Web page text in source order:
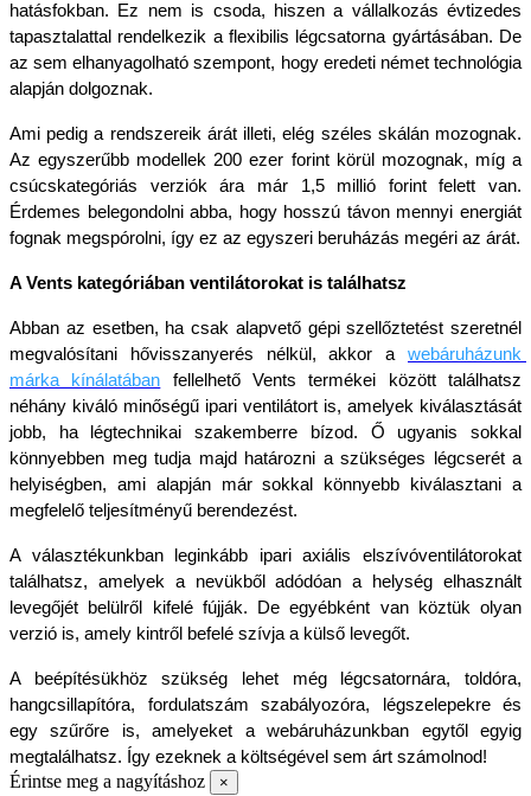
hatásfokban. Ez nem is csoda, hiszen a vállalkozás évtizedes
tapasztalattal rendelkezik a flexibilis légcsatorna gyártásában. De
az sem elhanyagolható szempont, hogy eredeti német technológia
alapján dolgoznak.
Ami pedig a rendszereik árát illeti, elég széles skálán mozognak.
Az egyszerűbb modellek 200 ezer forint körül mozognak, míg a
csúcskategóriás verziók ára már 1,5 millió forint felett van.
Érdemes belegondolni abba, hogy hosszú távon mennyi energiát
fognak megspórolni, így ez az egyszeri beruházás megéri az árát.
A Vents kategóriában ventilátorokat is találhatsz
Abban az esetben, ha csak alapvető gépi szellőztetést szeretnél
megvalósítani hővisszanyerés nélkül, akkor a webáruházunk
márka kínálatában
fellelhető Vents termékei között találhatsz
néhány kiváló minőségű ipari ventilátort is, amelyek kiválasztását
jobb, ha légtechnikai szakemberre bízod. Ő ugyanis sokkal
könnyebben meg tudja majd határozni a szükséges légcserét a
helyiségben, ami alapján már sokkal könnyebb kiválasztani a
megfelelő teljesítményű berendezést.
A választékunkban leginkább ipari axiális elszívóventilátorokat
találhatsz, amelyek a nevükből adódóan a helység elhasznált
levegőjét belülről kifelé fújják. De egyébként van köztük olyan
verzió is, amely kintről befelé szívja a külső levegőt.
A beépítésükhöz szükség lehet még légcsatornára, toldóra,
hangcsillapítóra, fordulatszám szabályozóra, légszelepekre és
egy szűrőre is, amelyeket a webáruházunkban egytől egyig
megtalálhatsz. Így ezeknek a költségével sem árt számolnod!
Érintse meg a nagyításhoz ×